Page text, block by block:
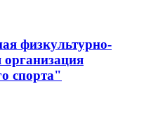
физкультурно-
организация
спорта"